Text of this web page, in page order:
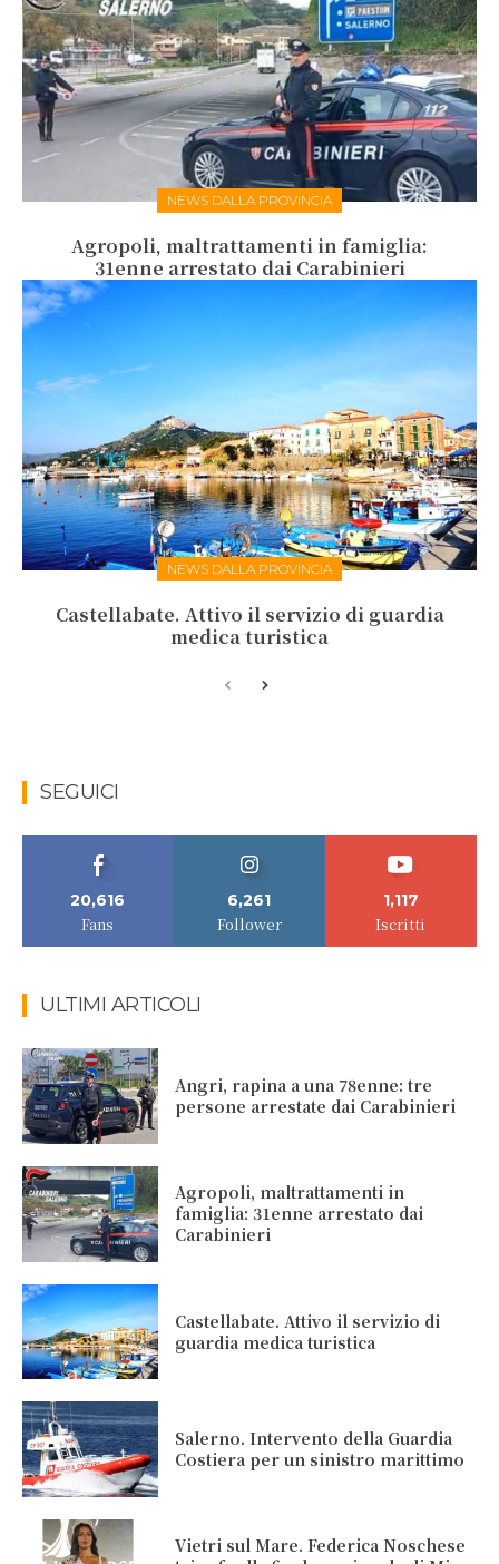
NEWS DALLA PROVINCIA
Agropoli, maltrattamenti in famiglia:
31enne arrestato dai Carabinieri
NEWS DALLA PROVINCIA
Castellabate. Attivo il servizio di guardia
medica turistica
SEGUICI
20,616
Fans
6,261
Follower
1,117
Iscritti
ULTIMI ARTICOLI
Angri, rapina a una 78enne: tre
persone arrestate dai Carabinieri
Agropoli, maltrattamenti in
famiglia: 31enne arrestato dai
Carabinieri
Castellabate. Attivo il servizio di
guardia medica turistica
Salerno. Intervento della Guardia
Costiera per un sinistro marittimo
Vietri sul Mare. Federica Noschese